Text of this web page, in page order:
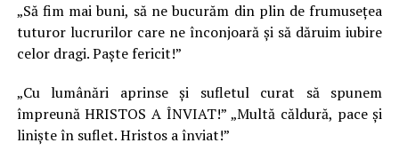
„Să fim mai buni, să ne bucurăm din plin de frumuseţea
tuturor lucrurilor care ne înconjoară şi să dăruim iubire
celor dragi. Paște fericit!”
„Cu lumânări aprinse şi sufletul curat să spunem
împreună HRISTOS A ÎNVIAT!” „Multă căldură, pace și
liniște în suflet. Hristos a înviat!”